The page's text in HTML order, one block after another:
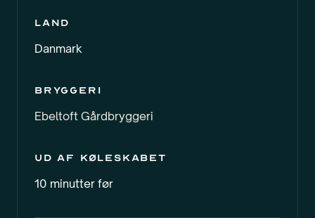
Land
Danmark
Bryggeri
Ebeltoft Gårdbryggeri
Ud af køleskabet
10 minutter før